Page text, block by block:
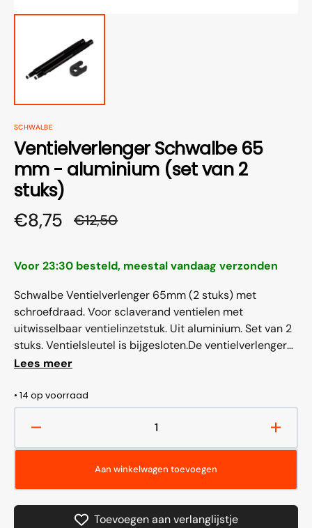
SCHWALBE
Ventielverlenger Schwalbe 65
mm - aluminium (set van 2
stuks)
Aanbiedingsprijs
€8,75
Normale
€12,50
Voor 23:30 besteld, meestal vandaag verzonden
Schwalbe Ventielverlenger 65mm (2 stuks) met
schroefdraad. Voor sclaverand ventielen met
uitwisselbaar ventielinzetstuk. Uit aluminium. Set van 2
stuks. Ventielsleutel is bijgesloten.De ventielverlengers
zijn tubeless compatibel. Productspecificaties:
schroefdraad. voor sclaverand ventielen met
uitwisselbaar ventielinzetstuk....
Lees meer
• 14 op voorraad
verlagen
Schwalbe
65
Aantal
65
Aan winkelwagen toevoegen
Toevoegen aan verlanglijstje